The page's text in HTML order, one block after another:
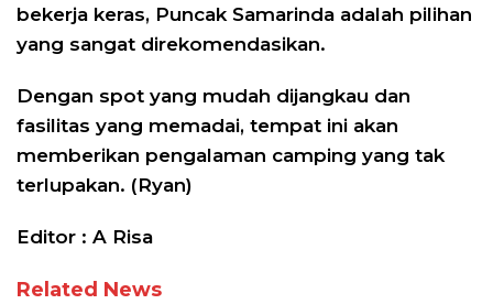
bekerja keras, Puncak Samarinda adalah pilihan
yang sangat direkomendasikan.
Dengan spot yang mudah dijangkau dan
fasilitas yang memadai, tempat ini akan
memberikan pengalaman camping yang tak
terlupakan. (Ryan)
Editor : A Risa
Related News